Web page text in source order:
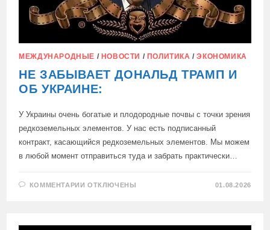
МЕЖДУНАРОДНЫЕ / НОВОСТИ / ПОЛИТИКА /ЭКОНОМИКА
НЕ ЗАБЫВАЕТ ДОНАЛЬД ТРАМП И
ОБ УКРАИНЕ:
У Украины очень богатые и плодородные почвы с точки зрения
редкоземельных элементов. У нас есть подписанный
контракт, касающийся редкоземельных элементов. Мы можем
в любой момент отправиться туда и забрать практически…
КОММЕНТАРИИ К
ТРАМП
ОТКЛЮЧЕНЫ 01.08.2026